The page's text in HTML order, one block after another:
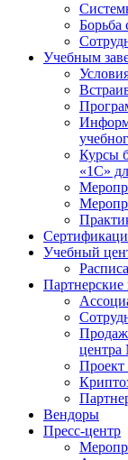
Борьба
Учебным
Курсы
«1С»
Учебный
центра
Вендоры
Пресс-центр